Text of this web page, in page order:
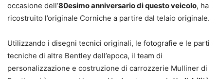
occasione dell’80esimo anniversario di questo veicolo, ha
ricostruito l’originale Corniche a partire dal telaio originale.
Utilizzando i disegni tecnici originali, le fotografie e le parti
tecniche di altre Bentley dell’epoca, il team di
personalizzazione e costruzione di carrozzerie Mulliner di